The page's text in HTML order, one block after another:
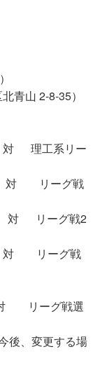
青山 2-8-35）
理工系リー
リーグ戦
対 リーグ戦2
リーグ戦
ーグ戦選
後、変更する場